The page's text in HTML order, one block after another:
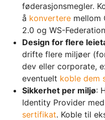
føderasjonsmegler.
å konvertere mellom
2.0 og WS-
Design for flere
drifte flere miljøer
dev eller corporate,
eventuelt koble dem
Sikkerhet per miljø:
Identity Provider
sertifikat. Koble til